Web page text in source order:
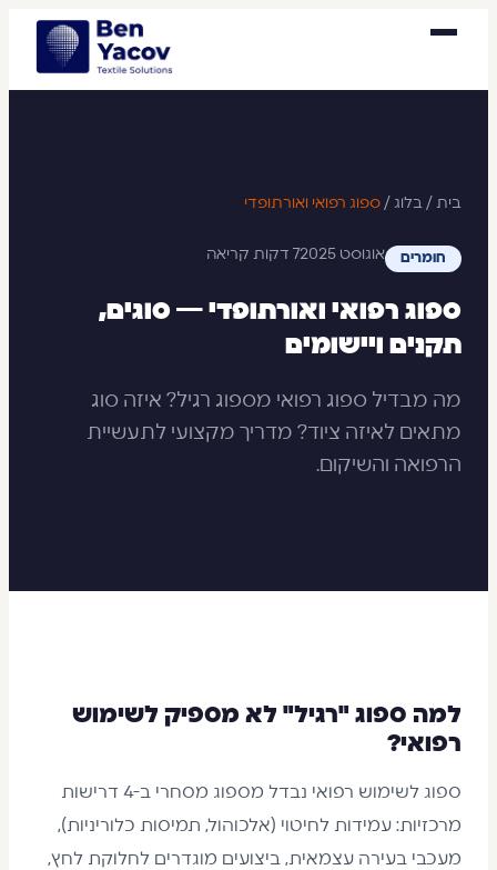
בית / בלוג / ספוג רפואי ואורתופדי
חומרים אוגוסט 2025 7 דקות קריאה
ספוג רפואי ואורתופדי — סוגים,
תקנים ויישומים
מה מבדיל ספוג רפואי מספוג רגיל? איזה סוג
מתאים לאיזה ציוד? מדריך מקצועי לתעשיית
הרפואה והשיקום.
למה ספוג "רגיל" לא מספיק לשימוש
רפואי?
ספוג לשימוש רפואי נבדל מספוג מסחרי ב-4 דרישות
מרכזיות: עמידות לחיטוי (אלכוהול, תמיסות כלוריניות),
מעכבי בעירה עצמאית, ביצועים מוגדרים לחלוקת לחץ,